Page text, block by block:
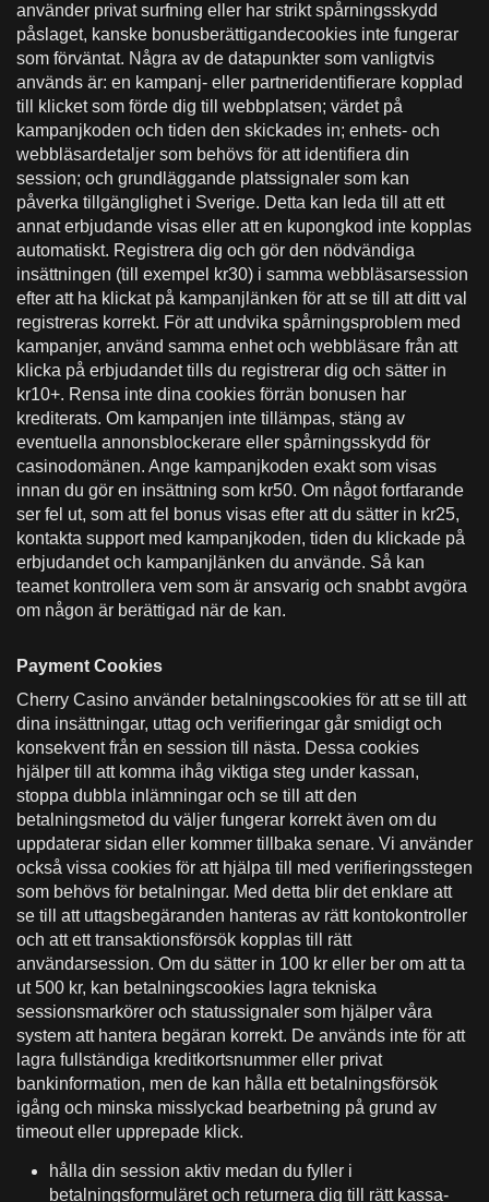
använder privat surfning eller har strikt spårningsskydd
påslaget, kanske bonusberättigandecookies inte fungerar
som förväntat. Några av de datapunkter som vanligtvis
används är: en kampanj- eller partneridentifierare kopplad
till klicket som förde dig till webbplatsen; värdet på
kampanjkoden och tiden den skickades in; enhets- och
webbläsardetaljer som behövs för att identifiera din
session; och grundläggande platssignaler som kan
påverka tillgänglighet i Sverige. Detta kan leda till att ett
annat erbjudande visas eller att en kupongkod inte kopplas
automatiskt. Registrera dig och gör den nödvändiga
insättningen (till exempel kr30) i samma webbläsarsession
efter att ha klickat på kampanjlänken för att se till att ditt val
registreras korrekt. För att undvika spårningsproblem med
kampanjer, använd samma enhet och webbläsare från att
klicka på erbjudandet tills du registrerar dig och sätter in
kr10+. Rensa inte dina cookies förrän bonusen har
krediterats. Om kampanjen inte tillämpas, stäng av
eventuella annonsblockerare eller spårningsskydd för
casinodomänen. Ange kampanjkoden exakt som visas
innan du gör en insättning som kr50. Om något fortfarande
ser fel ut, som att fel bonus visas efter att du sätter in kr25,
kontakta support med kampanjkoden, tiden du klickade på
erbjudandet och kampanjlänken du använde. Så kan
teamet kontrollera vem som är ansvarig och snabbt avgöra
om någon är berättigad när de kan.
Payment Cookies
Cherry Casino använder betalningscookies för att se till att
dina insättningar, uttag och verifieringar går smidigt och
konsekvent från en session till nästa. Dessa cookies
hjälper till att komma ihåg viktiga steg under kassan,
stoppa dubbla inlämningar och se till att den
betalningsmetod du väljer fungerar korrekt även om du
uppdaterar sidan eller kommer tillbaka senare. Vi använder
också vissa cookies för att hjälpa till med verifieringsstegen
som behövs för betalningar. Med detta blir det enklare att
se till att uttagsbegäranden hanteras av rätt kontokontroller
och att ett transaktionsförsök kopplas till rätt
användarsession. Om du sätter in 100 kr eller ber om att ta
ut 500 kr, kan betalningscookies lagra tekniska
sessionsmarkörer och statussignaler som hjälper våra
system att hantera begäran korrekt. De används inte för att
lagra fullständiga kreditkortsnummer eller privat
bankinformation, men de kan hålla ett betalningsförsök
igång och minska misslyckad bearbetning på grund av
timeout eller upprepade klick.
hålla din session aktiv medan du fyller i
betalningsformuläret och returnera dig till rätt kassa-